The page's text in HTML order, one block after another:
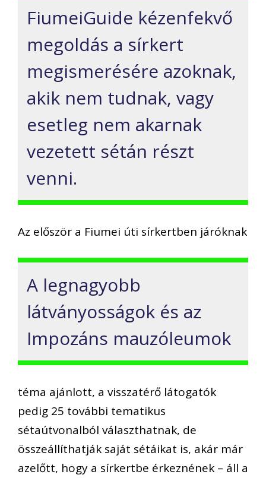
FiumeiGuide kézenfekvő
megoldás a sírkert
megismerésére azoknak,
akik nem tudnak, vagy
esetleg nem akarnak
vezetett sétán részt
venni.
Az először a Fiumei úti sírkertben járóknak
A legnagyobb
látványosságok és az
Impozáns mauzóleumok
téma ajánlott, a visszatérő látogatók
pedig 25 további tematikus
sétaútvonalból választhatnak, de
összeállíthatják saját sétáikat is, akár már
azelőtt, hogy a sírkertbe érkeznének – áll a